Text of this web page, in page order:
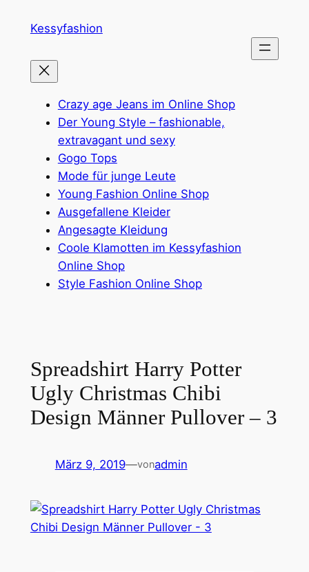
InhaltKessyfashion
Crazy age Jeans im Online Shop
Der Young Style – fashionable,
extravagant und sexy
Gogo Tops
Mode für junge Leute
Young Fashion Online Shop
Ausgefallene Kleider
Angesagte Kleidung
Coole Klamotten im Kessyfashion
Online Shop
Style Fashion Online Shop
Spreadshirt Harry Potter
Ugly Christmas Chibi
Design Männer Pullover – 3
März 9, 2019—vonadmin